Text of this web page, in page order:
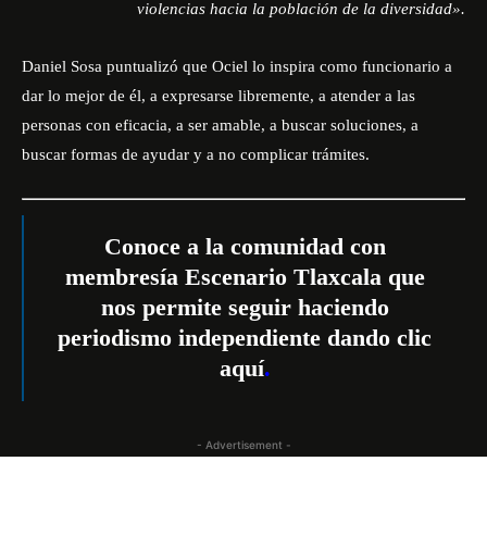
violencias hacia la población de la diversidad».
Daniel Sosa puntualizó que Ociel lo inspira como funcionario a
dar lo mejor de él, a expresarse libremente, a atender a las
personas con eficacia, a ser amable, a buscar soluciones, a
buscar formas de ayudar y a no complicar trámites.
Conoce a la comunidad con
membresía Escenario Tlaxcala que
nos permite seguir haciendo
periodismo independiente dando clic
aquí.
- Advertisement -